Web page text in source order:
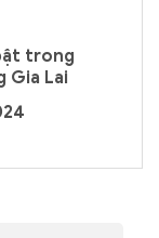
trong
Gia Lai